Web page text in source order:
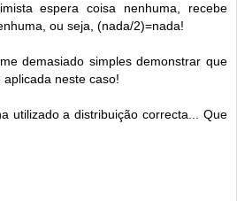
espera coisa nenhuma, recebe
ou seja, (nada/2)=nada!
demasiado simples demonstrar que
neste caso!
utilizado a distribuição correcta... Que